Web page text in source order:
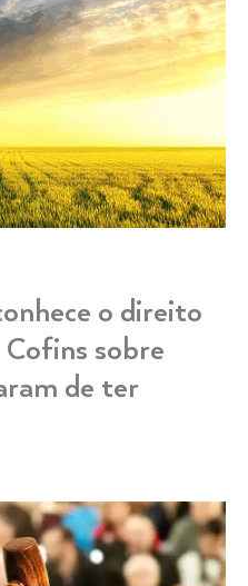
o direito
sobre
de ter